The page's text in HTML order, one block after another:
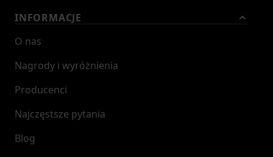
INFORMACJE
O nas
Nagrody i wyróżnienia
Producenci
Najczęstsze pytania
Blog